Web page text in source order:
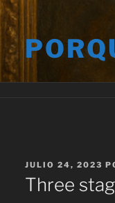
PUBLICADO
EL
JULIO 24, 2023
Three